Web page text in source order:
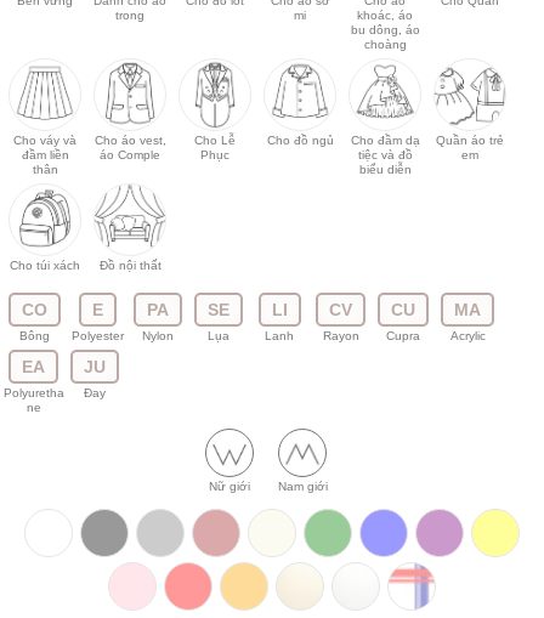
trong
mi
khoác, áo
bu dông, áo
choàng
Cho váy và
đầm liền
thân
Cho áo vest,
áo Comple
Cho Lễ
Phục
Cho đồ ngủ
Cho đầm dạ
tiệc và đồ
biểu diễn
Quần áo trẻ
em
Cho túi xách Đồ nội thất
CO
Bông
E
Polyester
PA
Nylon
SE
Lụa
LI
Lanh
CV
Rayon
CU
Cupra
MA
Acrylic
EA
Polyuretha
ne
JU
Đay
Nữ giới Nam giới